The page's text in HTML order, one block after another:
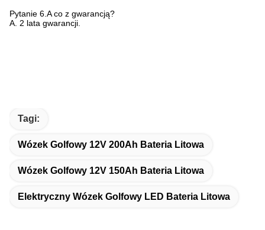
Pytanie 6.A co z gwarancją?
A. 2 lata gwarancji.
Tagi:
Wózek Golfowy 12V 200Ah Bateria Litowa
Wózek Golfowy 12V 150Ah Bateria Litowa
Elektryczny Wózek Golfowy LED Bateria Litowa